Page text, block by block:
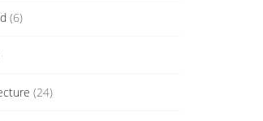
(6)
(24)